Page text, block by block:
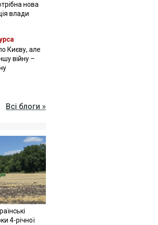
нова
влади
Києву, але
війну –
Всі блоги »
4-річної